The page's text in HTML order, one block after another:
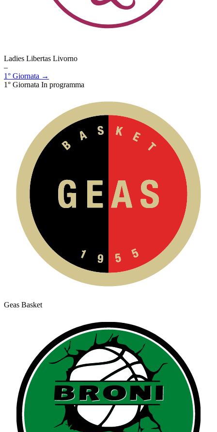
Ladies Libertas Livorno
–
1° Giornata →
1° Giornata In programma
Geas Basket